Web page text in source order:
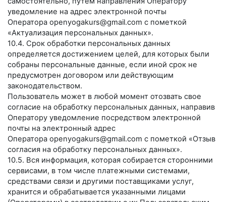
уведомление на адрес электронной почты
Оператора openyogakurs@gmail.com с пометкой
«Актуализация персональных данных».
10.4. Срок обработки персональных данных
определяется достижением целей, для которых были
собраны персональные данные, если иной срок не
предусмотрен договором или действующим
законодательством.
Пользователь может в любой момент отозвать свое
согласие на обработку персональных данных, направив
Оператору уведомление посредством электронной
почты на электронный адрес
Оператора openyogakurs@gmail.com с пометкой «Отзыв
согласия на обработку персональных данных».
10.5. Вся информация, которая собирается сторонними
сервисами, в том числе платежными системами,
средствами связи и другими поставщиками услуг,
хранится и обрабатывается указанными лицами